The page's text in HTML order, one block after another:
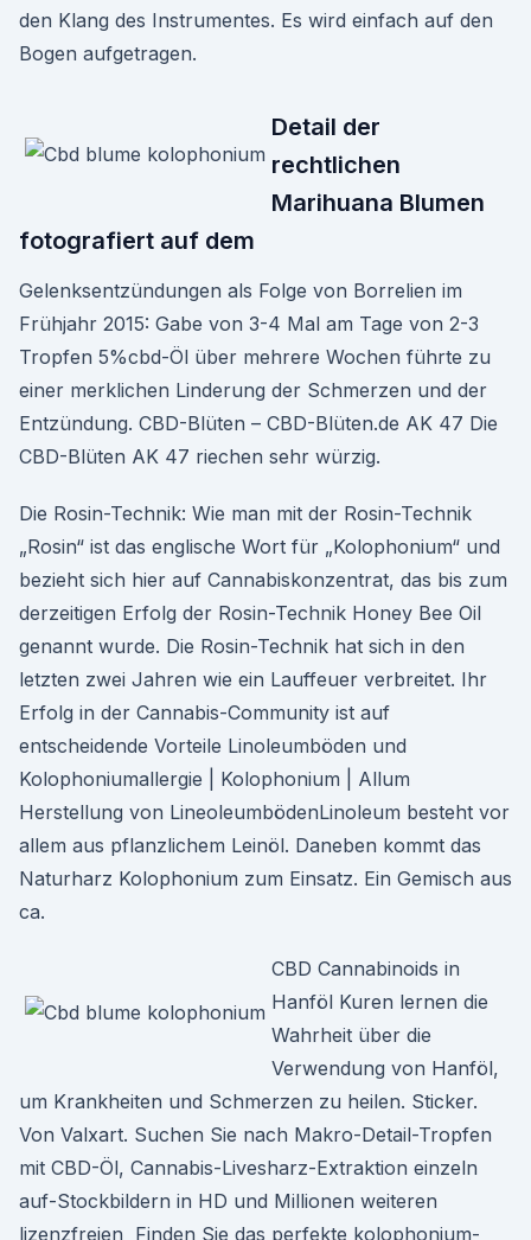
den Klang des Instrumentes. Es wird einfach auf den
Bogen aufgetragen.
Detail der
rechtlichen
Marihuana Blumen
fotografiert auf dem
Gelenksentzündungen als Folge von Borrelien im
Frühjahr 2015: Gabe von 3-4 Mal am Tage von 2-3
Tropfen 5%cbd-Öl über mehrere Wochen führte zu
einer merklichen Linderung der Schmerzen und der
Entzündung. CBD-Blüten – CBD-Blüten.de AK 47 Die
CBD-Blüten AK 47 riechen sehr würzig.
Die Rosin-Technik: Wie man mit der Rosin-Technik
„Rosin“ ist das englische Wort für „Kolophonium“ und
bezieht sich hier auf Cannabiskonzentrat, das bis zum
derzeitigen Erfolg der Rosin-Technik Honey Bee Oil
genannt wurde. Die Rosin-Technik hat sich in den
letzten zwei Jahren wie ein Lauffeuer verbreitet. Ihr
Erfolg in der Cannabis-Community ist auf
entscheidende Vorteile Linoleumböden und
Kolophoniumallergie | Kolophonium | Allum
Herstellung von LineoleumbödenLinoleum besteht vor
allem aus pflanzlichem Leinöl. Daneben kommt das
Naturharz Kolophonium zum Einsatz. Ein Gemisch aus
ca.
CBD Cannabinoids in
Hanföl Kuren lernen die
Wahrheit über die
Verwendung von Hanföl,
um Krankheiten und Schmerzen zu heilen. Sticker.
Von Valxart. Suchen Sie nach Makro-Detail-Tropfen
mit CBD-Öl, Cannabis-Livesharz-Extraktion einzeln
auf-Stockbildern in HD und Millionen weiteren
lizenzfreien Finden Sie das perfekte kolophonium-